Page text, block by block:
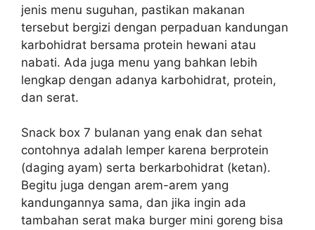
jenis menu suguhan, pastikan makanan
tersebut bergizi dengan perpaduan kandungan
karbohidrat bersama protein hewani atau
nabati. Ada juga menu yang bahkan lebih
lengkap dengan adanya karbohidrat, protein,
dan serat.
Snack box 7 bulanan yang enak dan sehat
contohnya adalah lemper karena berprotein
(daging ayam) serta berkarbohidrat (ketan).
Begitu juga dengan arem-arem yang
kandungannya sama, dan jika ingin ada
tambahan serat maka burger mini goreng bisa